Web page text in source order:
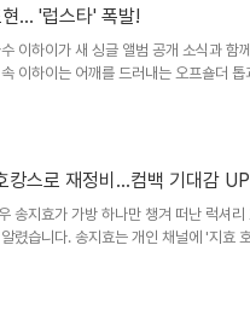
경의 히트곡들은 레드벨벳 조이, 아이유
는 리메이크 가수를 먼저 떠올리곤 합니
… '럽스타' 폭발!
이하이가 새 싱글 앨범 공개 소식과 함
이하이는 어깨를 드러내는 오프숄더 톱
하며 팬들의 시선을 사로잡았습니다. 도
열애 사실을 공개하며 많은 이들의 축복
힙합 프로젝트를 통해 처음 인연을 맺
캉스로 재정비…컴백 기대감
송지효가 가방 하나만 챙겨 떠난 럭셔리
렸습니다. 송지효는 개인 채널에 '지효
하며 서울의 한 호텔에서 '럭셔리 호캉